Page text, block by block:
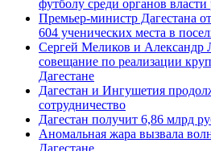
футболу среди органов власти
Премьер-министр Дагестана
604 ученических места в
Сергей Меликов и Александр
совещание по реализации
Дагестане
Дагестан и Ингушетия
сотрудничество
Дагестан получит 6,86 млрд
Аномальная жара вызвала
Дагестане